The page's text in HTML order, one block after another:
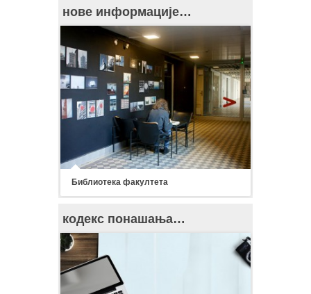
нове информације…
Библиотека факултета
кодекс понашања…